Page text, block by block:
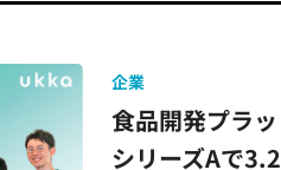
企業
食品開発プラ
シリーズAで